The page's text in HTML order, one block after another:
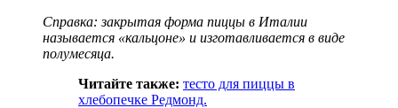
Справка: закрытая форма пиццы в Италии
называется «кальцоне» и изготавливается в виде
полумесяца.
Читайте также: тесто для пиццы в
хлебопечке Редмонд.